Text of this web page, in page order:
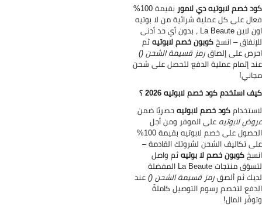
خصم لابوتيه دي لامور
بقيمة 100%
على كل عملية شرائية من لا بوتيه
اون لاين La Beaute ، بدون أي حد أدنى
– انسخكوبون خصم لابوتيهثم
على إلصاقرمز قسيمة الشحن ()
إتمام عملية الدفع لتحصل على شحن
استخدم كود خصم لابوتيه 2026 ؟
كود خصم لابوتيهحصريًا ضمن
لابوتيهعلى الموفر ومن أجل
الحصول على خصم لابوتيه بقيمة 100%
تكاليف الشحن لشروتك القادمة –
كوبون خصم لا بوتيهثم واصل
لتسوّق منتجات La Beaute المفضلة
ثم ألصقرمز قسيمة الشحن ()عند
لتخصم رسوم التوصيل كاملةً
المال!